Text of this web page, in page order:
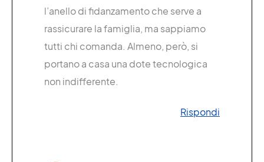
l’anello di fidanzamento che serve a
rassicurare la famiglia, ma sappiamo
tutti chi comanda. Almeno, però, si
portano a casa una dote tecnologica
non indifferente.
Rispondi